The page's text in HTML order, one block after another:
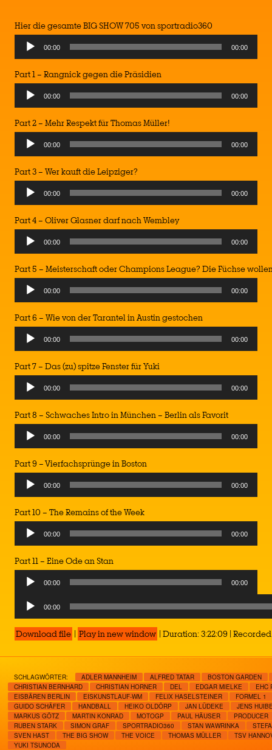
Hier die gesamte BIG SHOW 705 von sportradio360
00:00 00:00
Part 1 – Rangnick gegen die Präsidien
00:00 00:00
Part 2 – Mehr Respekt für Thomas Müller!
00:00 00:00
Part 3 – Wer kauft die Leipziger?
00:00 00:00
Part 4 – Oliver Glasner darf nach Wembley
00:00 00:00
Part 5 – Meisterschaft oder Champions League? Die Füchse
00:00 00:00
Part 6 – Wie von der Tarantel in Austin gestochen
00:00 00:00
Part 7 – Das (zu) spitze Fenster für Yuki
00:00 00:00
Part 8 – Schwaches Intro in München – Berlin als Favorit
00:00 00:00
Part 9 – Vierfachsprünge in Boston
Audio
Player
00:00 00:00
Part 10 – The Remains of the Week
Audio
Player
00:00 00:00
Part 11 – Eine Ode an Stan
Audio
00:00 00:00
Audio
Player
00:00
Download file | Play in new window | Duration: 3:22:09 |
SCHLAGWÖRTER: ADLER MANNHEIM ALFRED TATAR
BOSTON GARDEN
CHRISTIAN BERNHARD
CHRISTIAN HORNER DEL EDGAR MIELKE
EHC
EISBÄREN BERLIN
EISKUNSTLAUF-WM FELIX HASELSTEINER
FORMEL 1
GUIDO SCHÄFER
HANDBALL HEIKO OLDÖRP JAN LÜDEKE
JENS
MARKUS GÖTZ
MARTIN KONRAD MOTOGP PAUL HÄUSER
PRODUCER
RUBEN STARK
SIMON GRAF SPORTRADIO360 STAN WAWRINKA
SVEN HAST
THE BIG SHOW THE VOICE THOMAS MÜLLER
TSV
YUKI TSUNODA